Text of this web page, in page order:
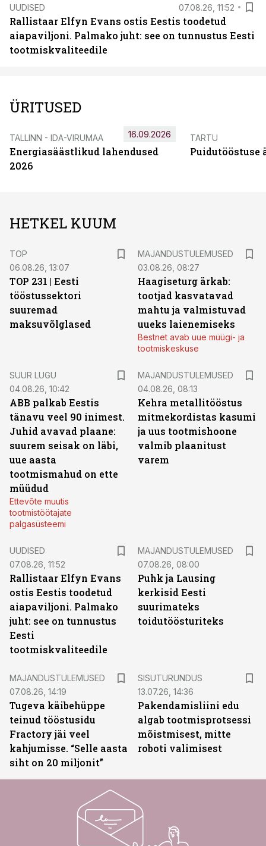
UUDISED 07.08.26, 11:52
Rallistaar Elfyn Evans ostis Eestis toodetud
aiapaviljoni. Palmako juht: see on tunnustus Eesti
tootmiskvaliteedile
ÜRITUSED
TALLINN - IDA-VIRUMAA
Energiasäästlikud lahendused
2026
16.09.2026 TARTU
Puidutööstuse
HETKEL KUUM
TOP
06.08.26, 13:07
TOP 231 | Eesti
tööstussektori
suuremad
maksuvõlglased
MAJANDUSTULEMUSED
03.08.26, 08:27
Haagiseturg ärkab:
tootjad kasvatavad
mahtu ja valmistuvad
uueks laienemiseks
Bestnet avab uue müügi- ja
tootmiskeskuse
SUUR LUGU
04.08.26, 10:42
ABB palkab Eestis
tänavu veel 90 inimest.
Juhid avavad plaane:
suurem seisak on läbi,
uue aasta
tootmismahud on ette
müüdud
Ettevõte muutis
tootmistöötajate
palgasüsteemi
MAJANDUSTULEMUSED
04.08.26, 08:13
Kehra metallitööstus
mitmekordistas kasumi
ja uus tootmishoone
valmib plaanitust
varem
UUDISED
07.08.26, 11:52
Rallistaar Elfyn Evans
ostis Eestis toodetud
aiapaviljoni. Palmako
juht: see on tunnustus
Eesti
tootmiskvaliteedile
MAJANDUSTULEMUSED
07.08.26, 08:00
Puhk ja Lausing
kerkisid Eesti
suurimateks
toidutöösturiteks
MAJANDUSTULEMUSED
07.08.26, 14:19
Tugeva käibehüppe
teinud tööstusidu
Fractory jäi veel
kahjumisse. “Selle aasta
siht on 20 miljonit”
SISUTURUNDUS
13.07.26, 14:36
Pakendamisliini edu
algab tootmisprotsessi
mõistmisest, mitte
roboti valimisest